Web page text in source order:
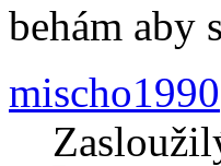
behám aby
mischo1990